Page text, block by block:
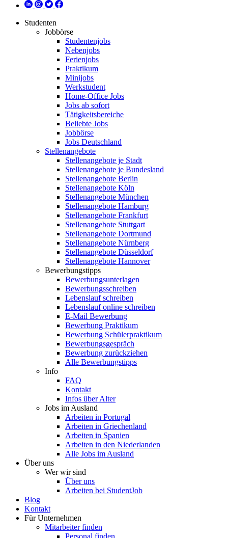
Studenten
Jobbörse
Studentenjobs
Nebenjobs
Ferienjobs
Praktikum
Minijobs
Werkstudent
Home-Office Jobs
Jobs ab sofort
Tätigkeitsbereiche
Beliebte Jobs
Jobbörse
Jobs Deutschland
Stellenangebote
Stellenangebote je Stadt
Stellenangebote je Bundesland
Stellenangebote Berlin
Stellenangebote Köln
Stellenangebote München
Stellenangebote Hamburg
Stellenangebote Frankfurt
Stellenangebote Stuttgart
Stellenangebote Dortmund
Stellenangebote Nürnberg
Stellenangebote Düsseldorf
Stellenangebote Hannover
Bewerbungstipps
Bewerbungsunterlagen
Bewerbungsschreiben
Lebenslauf schreiben
Lebenslauf online schreiben
E-Mail Bewerbung
Bewerbung Praktikum
Bewerbung Schülerpraktikum
Bewerbungsgespräch
Bewerbung zurückziehen
Alle Bewerbungstipps
Info
FAQ
Kontakt
Infos über Alter
Jobs im Ausland
Arbeiten in Portugal
Arbeiten in Griechenland
Arbeiten in Spanien
Arbeiten in den Niederlanden
Alle Jobs im Ausland
Über uns
Wer wir sind
Über uns
Arbeiten bei StudentJob
Blog
Kontakt
Für Unternehmen
Mitarbeiter finden
Personal finden